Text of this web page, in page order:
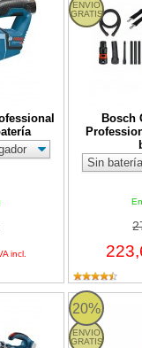
incl.
ENVIO
GRATIS
Bosch
GAS 18V-1
20%
ENVIO
GRATIS
Bosch GAS